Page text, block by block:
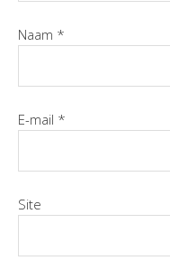
Naam *
E-mail *
Site